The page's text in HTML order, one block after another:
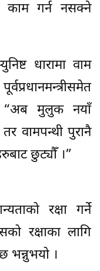
काम गर्न नसक्ने
धारामा वाम
“अब मुलुक नयाँ
तर वामपन्थी पुरानै
छुट्यौँ ।”
रक्षा गर्ने
रक्षाका लागि
भन्नुभयो ।